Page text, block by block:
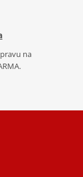
na